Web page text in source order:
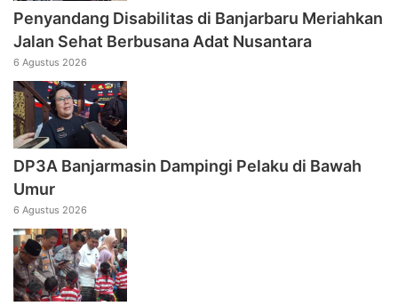
Penyandang Disabilitas di Banjarbaru Meriahkan
Jalan Sehat Berbusana Adat Nusantara
6 Agustus 2026
DP3A Banjarmasin Dampingi Pelaku di Bawah
Umur
6 Agustus 2026